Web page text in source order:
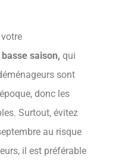
basse saison, qui
sont
donc les
Surtout, évitez
au risque
il est préférable